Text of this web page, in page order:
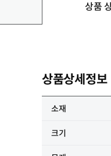
상품
상품상세정보
소재
크기